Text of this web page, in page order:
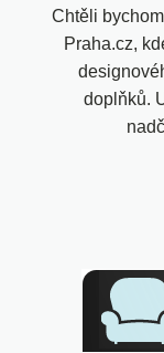
Chtěli
Praha.cz,
doplňků.